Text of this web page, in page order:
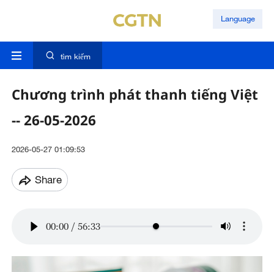
Language
tìm kiếm
Chương trình phát thanh tiếng Việt
-- 26-05-2026
2026-05-27 01:09:53
Share
00:00 / 56:33